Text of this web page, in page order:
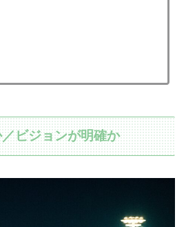
ビジョンが明確か